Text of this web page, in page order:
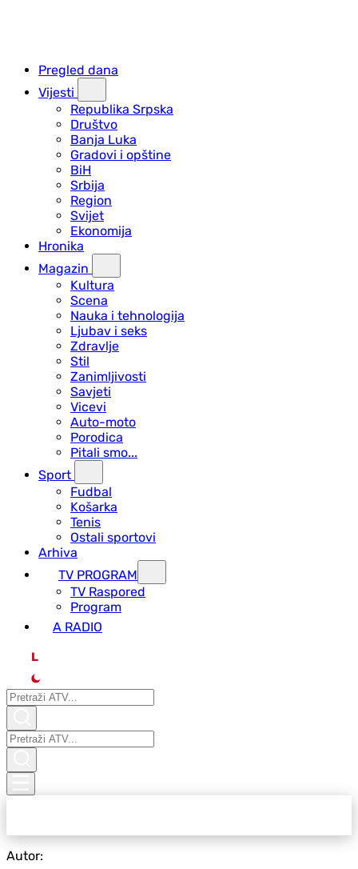
Pregled dana
Vijesti
Republika Srpska
Društvo
Banja Luka
Gradovi i opštine
BiH
Srbija
Region
Svijet
Ekonomija
Hronika
Magazin
Kultura
Scena
Nauka i tehnologija
Ljubav i seks
Zdravlje
Stil
Zanimljivosti
Savjeti
Vicevi
Auto-moto
Porodica
Pitali smo...
Sport
Fudbal
Košarka
Tenis
Ostali sportovi
Arhiva
TV PROGRAM
ТV Raspored
Program
A RADIO
L
Autor: